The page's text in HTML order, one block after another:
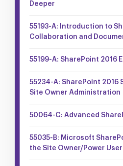
Deeper
55193-A: Introduction to
Collaboration and
55199-A: SharePoint 2016
55234-A: SharePoint 2016
Site Owner Administration
50064-C: Advanced
55035-B: Microsoft
the Site Owner/Power User